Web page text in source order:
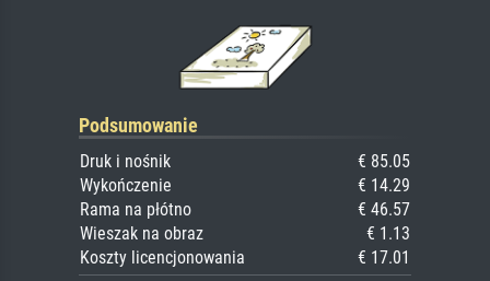
Podsumowanie
Druk i nośnik
€ 85.05
Wykończenie
€ 14.29
Rama na płótno
€ 46.57
Wieszak na obraz
€ 1.13
Koszty licencjonowania
€ 17.01